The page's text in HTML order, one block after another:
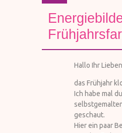
Hallo Ihr
das Frühjahr
Ich habe mal
geschaut.
Hier ein paar